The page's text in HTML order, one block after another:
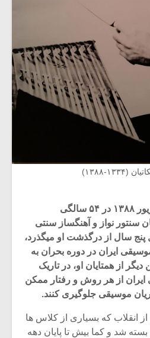
۱۳۸۸)
پرویز مشکاتیان در شهریور ۱۳۸۸ در ۵۴ سالگی
سنتور نواز و آهنگساز سنتی
که پایان شهوریور امسال پنج سال از درگذشت او می‎گذرد،
ایران در دوره بحران به
از همتایان او، در تاریک
ایران از هر روش و رفتار ممکن
موسیقی جلوگیری کنند.
که بسیاری از کلاس ها
شد و کما بیش تا پایان دهه